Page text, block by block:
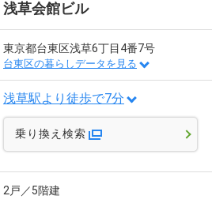
浅草会館ビル
東京都台東区浅草6丁目4番7号
台東区の暮らしデータを見る
浅草駅より徒歩で7分
乗り換え検索
2戸／5階建